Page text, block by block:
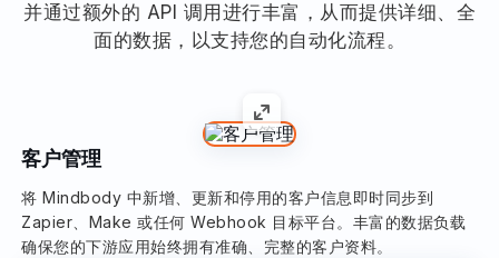
并通过额外的 API 调用进行丰富，从而提供详细、全
面的数据，以支持您的自动化流程。
客户管理
将 Mindbody 中新增、更新和停用的客户信息即时同步到
Zapier、Make 或任何 Webhook 目标平台。丰富的数据负载
确保您的下游应用始终拥有准确、完整的客户资料。